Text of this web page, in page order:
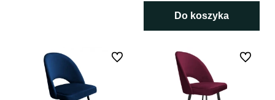
Do koszyka
Do ulubionych Do